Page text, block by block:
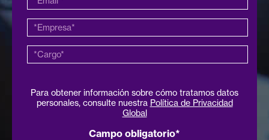
Para obtener información sobre cómo tratamos datos
personales, consulte nuestra Política de Privacidad
Global
Campo obligatorio*